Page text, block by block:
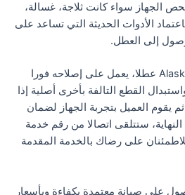
الجهاز سواء كانت ثلاجة، غسالة،
الأدوات الحديثة التي تساعد على
إلى العطل.
عندما يكتشف فني صيانة Alaska عطلا، يعمل على إصلاحه فورا
القطع التالفة بأخرى أصلية إذا
يقوم العميل بتجربة الجهاز لضمان
ستتلقى اتصالا من رقم خدمة
على رضاك بالخدمة المقدمة
على صيانة معتمدة بكفاءة وبأسعار